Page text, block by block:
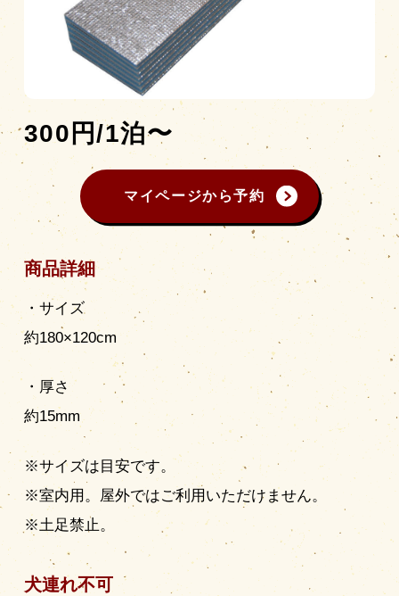
300円/1泊〜
マイページから予約
商品詳細
・サイズ
約180×120cm
・厚さ
約15mm
※サイズは目安です。
※室内用。屋外ではご利用いただけません。
※土足禁止。
犬連れ不可